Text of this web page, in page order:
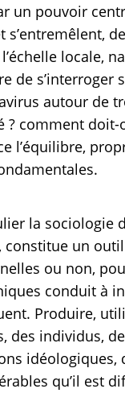
un pouvoir
locale,
de s’interroger
autour de
comment
l’équilibre,
la
un
ou non,
conduit à
Produire,
des individus,
idéologiques,
qu’il est